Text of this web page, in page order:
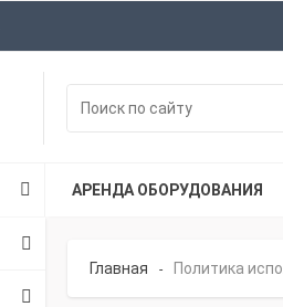
АРЕНДА ОБОРУДОВАНИЯ
Главная - Политика